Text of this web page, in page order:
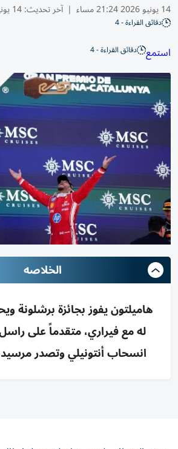
14 يونيو 2026 21:24 مساء | آخر تحديث:14 يونيو 21:35 2026
دقائق القراءة - 4
استمع دقائق القراءة - 4
الخلاصه
هاميلتون يفوز بجائزة برشلونة
له مع فيراري، متقدماً على
انسحاب أنتونيلي وتصدر